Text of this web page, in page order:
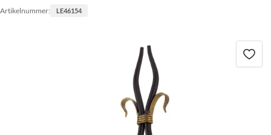
Artikelnummer: LE46154